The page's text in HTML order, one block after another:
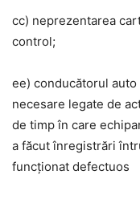
cc) neprezentarea
control;
ee) conducătorul
necesare legate de
de timp în care
a făcut înregistrări
funcționat defectuos